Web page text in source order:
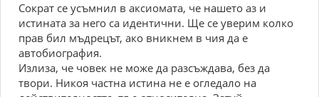
Сократ се усъмнил в аксиомата, че нашето аз и
истината за него са идентични. Ще се уверим колко
прав бил мъдрецът, ако вникнем в чия да е
автобиография.
Излиза, че човек не може да разсъждава, без да
твори. Никоя частна истина не е огледало на